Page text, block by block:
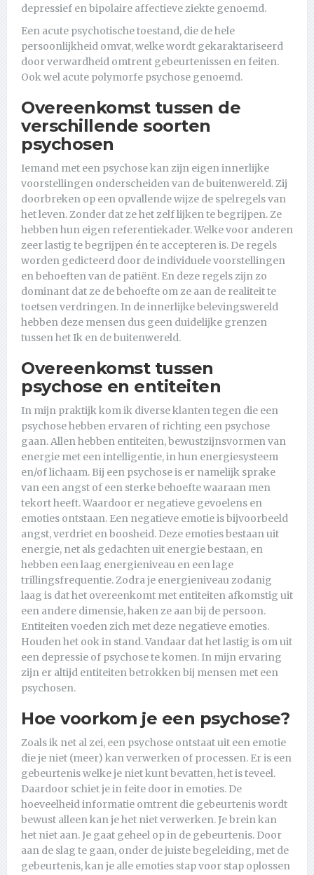
depressief en bipolaire affectieve ziekte genoemd.
Een acute psychotische toestand, die de hele
persoonlijkheid omvat, welke wordt gekaraktariseerd
door verwardheid omtrent gebeurtenissen en feiten.
Ook wel acute polymorfe psychose genoemd.
Overeenkomst tussen de
verschillende soorten
psychosen
Iemand met een psychose kan zijn eigen innerlijke
voorstellingen onderscheiden van de buitenwereld. Zij
doorbreken op een opvallende wijze de spelregels van
het leven. Zonder dat ze het zelf lijken te begrijpen. Ze
hebben hun eigen referentiekader. Welke voor anderen
zeer lastig te begrijpen én te accepteren is. De regels
worden gedicteerd door de individuele voorstellingen
en behoeften van de patiënt. En deze regels zijn zo
dominant dat ze de behoefte om ze aan de realiteit te
toetsen verdringen. In de innerlijke belevingswereld
hebben deze mensen dus geen duidelijke grenzen
tussen het Ik en de buitenwereld.
Overeenkomst tussen
psychose en entiteiten
In mijn praktijk kom ik diverse klanten tegen die een
psychose hebben ervaren of richting een psychose
gaan. Allen hebben entiteiten, bewustzijnsvormen van
energie met een intelligentie, in hun energiesysteem
en/of lichaam. Bij een psychose is er namelijk sprake
van een angst of een sterke behoefte waaraan men
tekort heeft. Waardoor er negatieve gevoelens en
emoties ontstaan. Een negatieve emotie is bijvoorbeeld
angst, verdriet en boosheid. Deze emoties bestaan uit
energie, net als gedachten uit energie bestaan, en
hebben een laag energieniveau en een lage
trillingsfrequentie. Zodra je energieniveau zodanig
laag is dat het overeenkomt met entiteiten afkomstig uit
een andere dimensie, haken ze aan bij de persoon.
Entiteiten voeden zich met deze negatieve emoties.
Houden het ook in stand. Vandaar dat het lastig is om uit
een depressie of psychose te komen. In mijn ervaring
zijn er altijd entiteiten betrokken bij mensen met een
psychosen.
Hoe voorkom je een psychose?
Zoals ik net al zei, een psychose ontstaat uit een emotie
die je niet (meer) kan verwerken of processen. Er is een
gebeurtenis welke je niet kunt bevatten, het is teveel.
Daardoor schiet je in feite door in emoties. De
hoeveelheid informatie omtrent die gebeurtenis wordt
bewust alleen kan je het niet verwerken. Je brein kan
het niet aan. Je gaat geheel op in de gebeurtenis. Door
aan de slag te gaan, onder de juiste begeleiding, met de
gebeurtenis, kan je alle emoties stap voor stap oplossen